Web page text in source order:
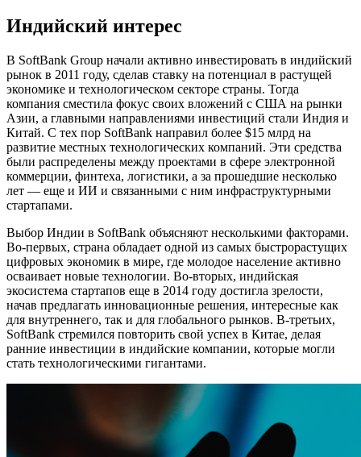
Индийский интерес
В SoftBank Group начали активно инвестировать в индийский
рынок в 2011 году, сделав ставку на потенциал в растущей
экономике и технологическом секторе страны. Тогда
компания сместила фокус своих вложений с США на рынки
Азии, а главными направлениями инвестиций стали Индия и
Китай. С тех пор SoftBank направил более $15 млрд на
развитие местных технологических компаний. Эти средства
были распределены между проектами в сфере электронной
коммерции, финтеха, логистики, а за прошедшие несколько
лет — еще и ИИ и связанными с ним инфраструктурными
стартапами.
Выбор Индии в SoftBank объясняют несколькими факторами.
Во-первых, страна обладает одной из самых быстрорастущих
цифровых экономик в мире, где молодое население активно
осваивает новые технологии. Во-вторых, индийская
экосистема стартапов еще в 2014 году достигла зрелости,
начав предлагать инновационные решения, интересные как
для внутреннего, так и для глобального рынков. В-третьих,
SoftBank стремился повторить свой успех в Китае, делая
ранние инвестиции в индийские компании, которые могли
стать технологическими гигантами.